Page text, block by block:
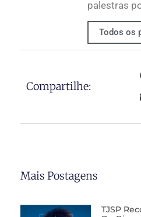
palestras
Todos os
Compartilhe:
Mais Postagens
TJSP